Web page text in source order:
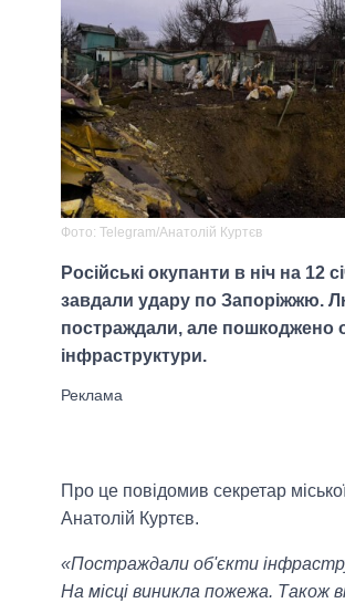
Фото: Telegram/Анатолій Куртєв
Російські окупанти в ніч на 12
завдали удару по Запоріжжю.
постраждали, але пошкоджено
інфраструктури.
Про це повідомив секретар
Анатолій Куртєв.
«Постраждали об'єкти
На місці виникла пожежа. Також